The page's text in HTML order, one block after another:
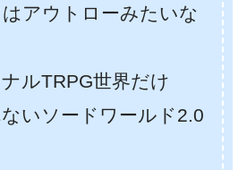
アウトローみたいな
ルTRPG世界だけ
いソードワールド2.0